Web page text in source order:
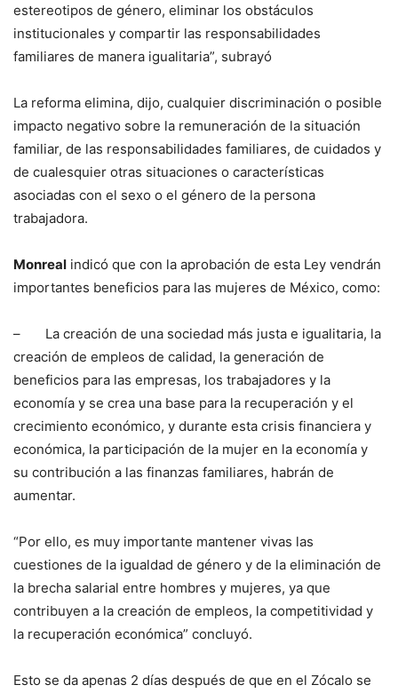
estereotipos de género, eliminar los obstáculos
institucionales y compartir las responsabilidades
familiares de manera igualitaria”, subrayó
La reforma elimina, dijo, cualquier discriminación o posible
impacto negativo sobre la remuneración de la situación
familiar, de las responsabilidades familiares, de cuidados y
de cualesquier otras situaciones o características
asociadas con el sexo o el género de la persona
trabajadora.
Monreal indicó que con la aprobación de esta Ley vendrán
importantes beneficios para las mujeres de México, como:
– La creación de una sociedad más justa e igualitaria, la
creación de empleos de calidad, la generación de
beneficios para las empresas, los trabajadores y la
economía y se crea una base para la recuperación y el
crecimiento económico, y durante esta crisis financiera y
económica, la participación de la mujer en la economía y
su contribución a las finanzas familiares, habrán de
aumentar.
“Por ello, es muy importante mantener vivas las
cuestiones de la igualdad de género y de la eliminación de
la brecha salarial entre hombres y mujeres, ya que
contribuyen a la creación de empleos, la competitividad y
la recuperación económica” concluyó.
Esto se da apenas 2 días después de que en el Zócalo se